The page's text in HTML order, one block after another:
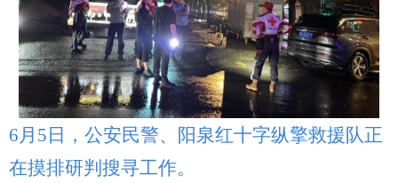
文化产业
地方频道
北京 天津 河北 山西
辽宁 吉林
6月5日，公安民警、阳泉红十字纵擎救援队正
在摸排研判搜寻工作。